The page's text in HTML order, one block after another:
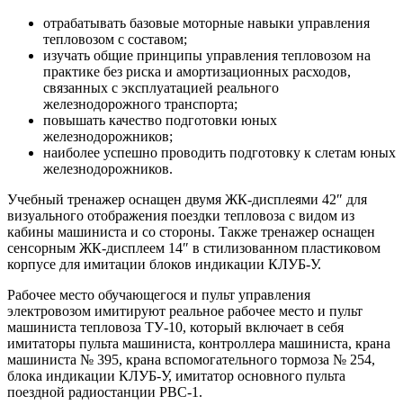
отрабатывать базовые моторные навыки управления
тепловозом с составом;
изучать общие принципы управления тепловозом на
практике без риска и амортизационных расходов,
связанных с эксплуатацией реального
железнодорожного транспорта;
повышать качество подготовки юных
железнодорожников;
наиболее успешно проводить подготовку к слетам юных
железнодорожников.
Учебный тренажер оснащен двумя ЖК-дисплеями 42″ для
визуального отображения поездки тепловоза с видом из
кабины машиниста и со стороны. Также тренажер оснащен
сенсорным ЖК-дисплеем 14″ в стилизованном пластиковом
корпусе для имитации блоков индикации КЛУБ-У.
Рабочее место обучающегося и пульт управления
электровозом имитируют реальное рабочее место и пульт
машиниста тепловоза ТУ-10, который включает в себя
имитаторы пульта машиниста, контроллера машиниста, крана
машиниста № 395, крана вспомогательного тормоза № 254,
блока индикации КЛУБ-У, имитатор основного пульта
поездной радиостанции РВС-1.